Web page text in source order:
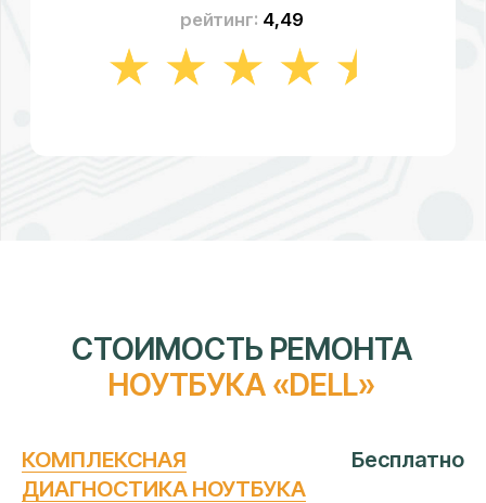
КОМПЛЕКСНАЯ
ДИАГНОСТИКА НОУТБУКА
Бесплатно